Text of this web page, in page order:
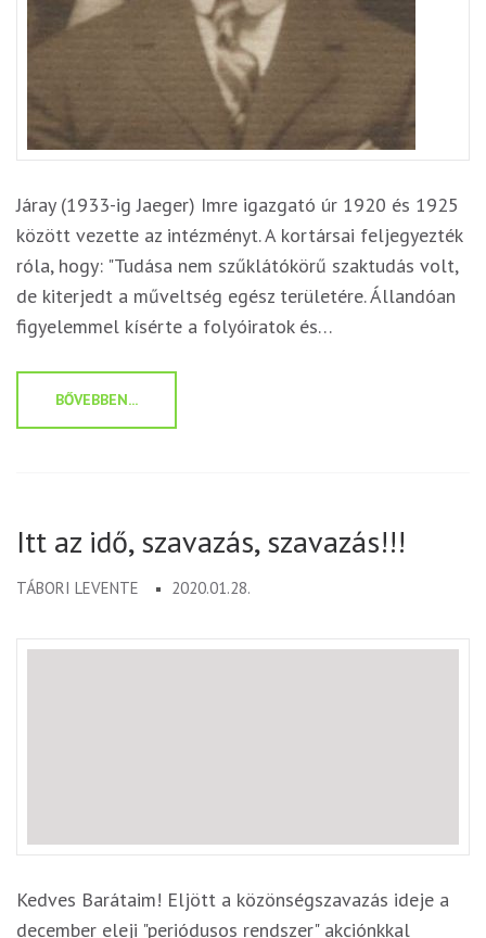
Járay (1933-ig Jaeger) Imre igazgató úr 1920 és 1925
között vezette az intézményt. A kortársai feljegyezték
róla, hogy: "Tudása nem szűklátókörű szaktudás volt,
de kiterjedt a műveltség egész területére. Állandóan
figyelemmel kísérte a folyóiratok és…
BŐVEBBEN...
Itt az idő, szavazás, szavazás!!!
TÁBORI LEVENTE 2020.01.28.
Kedves Barátaim! Eljött a közönségszavazás ideje a
december eleji "periódusos rendszer" akciónkkal